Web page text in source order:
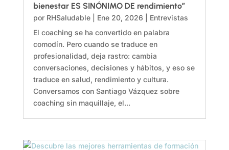
bienestar ES SINÓNIMO DE rendimiento”
por RHSaludable| Ene 20, 2026
Entrevistas
El coaching se ha convertido en palabra
comodín. Pero cuando se traduce en
profesionalidad, deja rastro: cambia
conversaciones, decisiones y hábitos, y eso se
traduce en salud, rendimiento y cultura.
Conversamos con Santiago Vázquez sobre
coaching sin maquillaje, el...